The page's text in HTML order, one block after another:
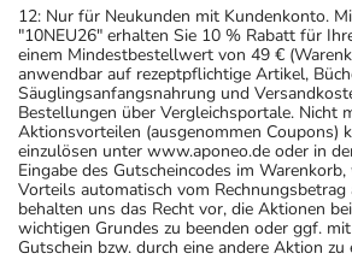
12: Nur für Neukunden mit Kundenkonto.
"10NEU26" erhalten Sie 10 % Rabatt für
einem Mindestbestellwert von 49 €
anwendbar auf rezeptpflichtige Artikel,
Säuglingsanfangsnahrung und
Bestellungen über Vergleichsportale. Nicht
Aktionsvorteilen (ausgenommen Coupons)
einzulösen unter www.aponeo.de oder in
Eingabe des Gutscheincodes im
Vorteils automatisch vom Rechnungsbetrag
behalten uns das Recht vor, die Aktionen
wichtigen Grundes zu beenden oder ggf.
Gutschein bzw. durch eine andere Aktion zu